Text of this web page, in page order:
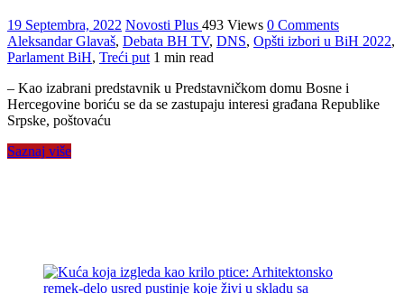
19 Septembra, 2022 Novosti Plus 493 Views 0 Comments
Aleksandar Glavaš, Debata BH TV, DNS, Opšti izbori u BiH 2022,
Parlament BiH, Treći put 1 min read
– Kao izabrani predstavnik u Predstavničkom domu Bosne i
Hercegovine boriću se da se zastupaju interesi građana Republike
Srpske, poštovaću
Saznaj više